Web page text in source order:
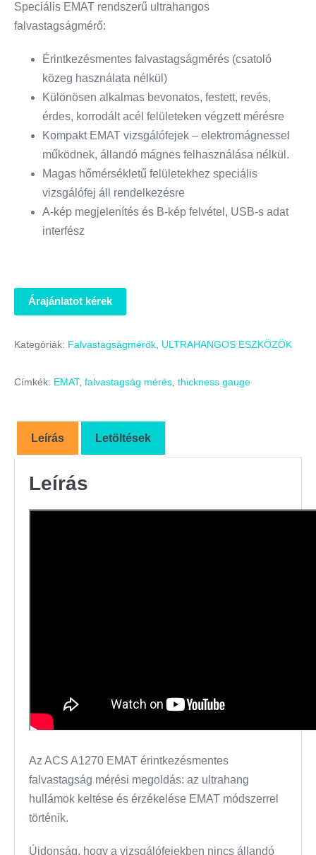
Speciális EMAT rendszerű ultrahangos
falvastagságmérő:
Érintkezésmentes falvastagságmérés (csatoló
közeg használata nélkül)
Különösen alkalmas bevonatos, festett, revés,
érdes, korrodált acél felületeken végzett mérésre
Kompakt EMAT vizsgálófejek – elektromágnessel
működnek, állandó mágnes felhasználása nélkül.
Magas hőmérsékletű felületekhez speciális
vizsgálófej áll rendelkezésre
A-kép megjelenítés és B-kép felvétel, USB-s adat
interfész
Árajánlatot kérek
Kategóriák: Falvastagságmérők, ULTRAHANGOS ESZKÖZÖK
Címkék: EMAT, falvastagság mérés, thickness gauge
Leírás Letöltések
Leírás
Az ACS A1270 EMAT érintkezésmentes
falvastagság mérési megoldás: az ultrahang
hullámok keltése és érzékelése EMAT módszerrel
történik.
Újdonság, hogy a vizsgálófejekben nincs állandó